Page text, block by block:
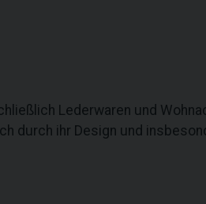
Lederwaren und
durch ihr Design und